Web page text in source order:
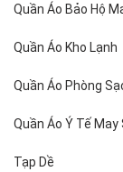
Quần Áo Bảo Hộ
Quần Áo Kho Lạnh
Quần Áo Phòng
Quần Áo Ý Tế May
Tạp Dề